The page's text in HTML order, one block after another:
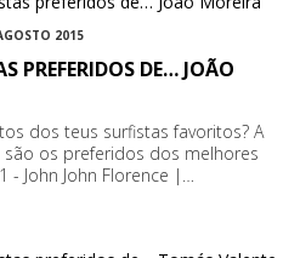
2015
PREFERIDOS DE… JOÃO
dos teus surfistas favoritos? A
são os preferidos dos melhores
John John Florence |…